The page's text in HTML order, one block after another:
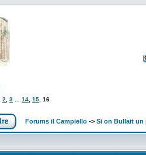
2 3 14 15 16
Forums il Campiello -> Si on Bullait un